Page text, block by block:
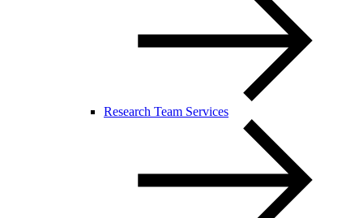
Research Team Services